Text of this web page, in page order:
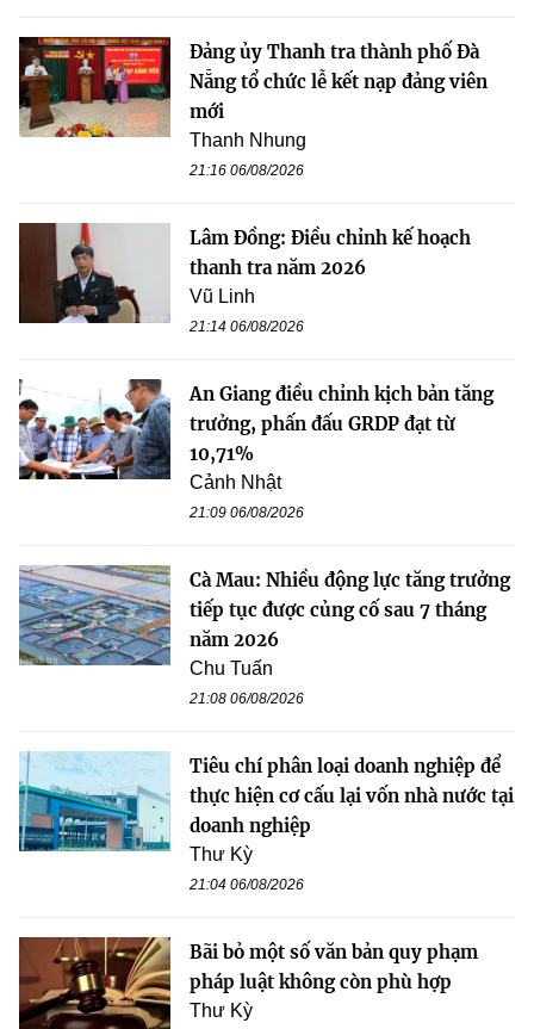
Đảng ủy Thanh tra thành phố Đà
Nẵng tổ chức lễ kết nạp đảng viên
mới
Thanh Nhung
21:16 06/08/2026
Lâm Đồng: Điều chỉnh kế hoạch
thanh tra năm 2026
Vũ Linh
21:14 06/08/2026
An Giang điều chỉnh kịch bản tăng
trưởng, phấn đấu GRDP đạt từ
10,71%
Cảnh Nhật
21:09 06/08/2026
Cà Mau: Nhiều động lực tăng trưởng
tiếp tục được củng cố sau 7 tháng
năm 2026
Chu Tuấn
21:08 06/08/2026
Tiêu chí phân loại doanh nghiệp để
thực hiện cơ cấu lại vốn nhà nước tại
doanh nghiệp
Thư Kỳ
21:04 06/08/2026
Bãi bỏ một số văn bản quy phạm
pháp luật không còn phù hợp
Thư Kỳ